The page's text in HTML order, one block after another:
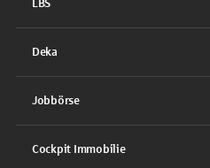
LBS
Deka
Jobbörse
Cockpit Immobilie